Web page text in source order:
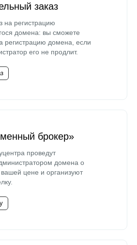
заказ
на регистрацию
домена: вы сможете
регистрацию домена, если
его не продлит.
брокер»
проведут
домена о
цене и организуют